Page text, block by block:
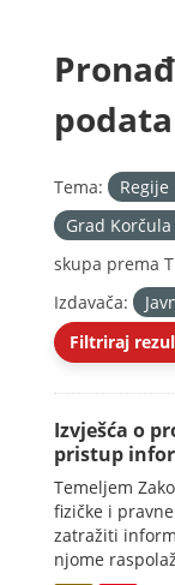
Tema:
Grad Korčula
skupa prema
Izdavača:
Filtriraj
Izvješća o
pristup
Temeljem
fizičke i
zatražiti
njome